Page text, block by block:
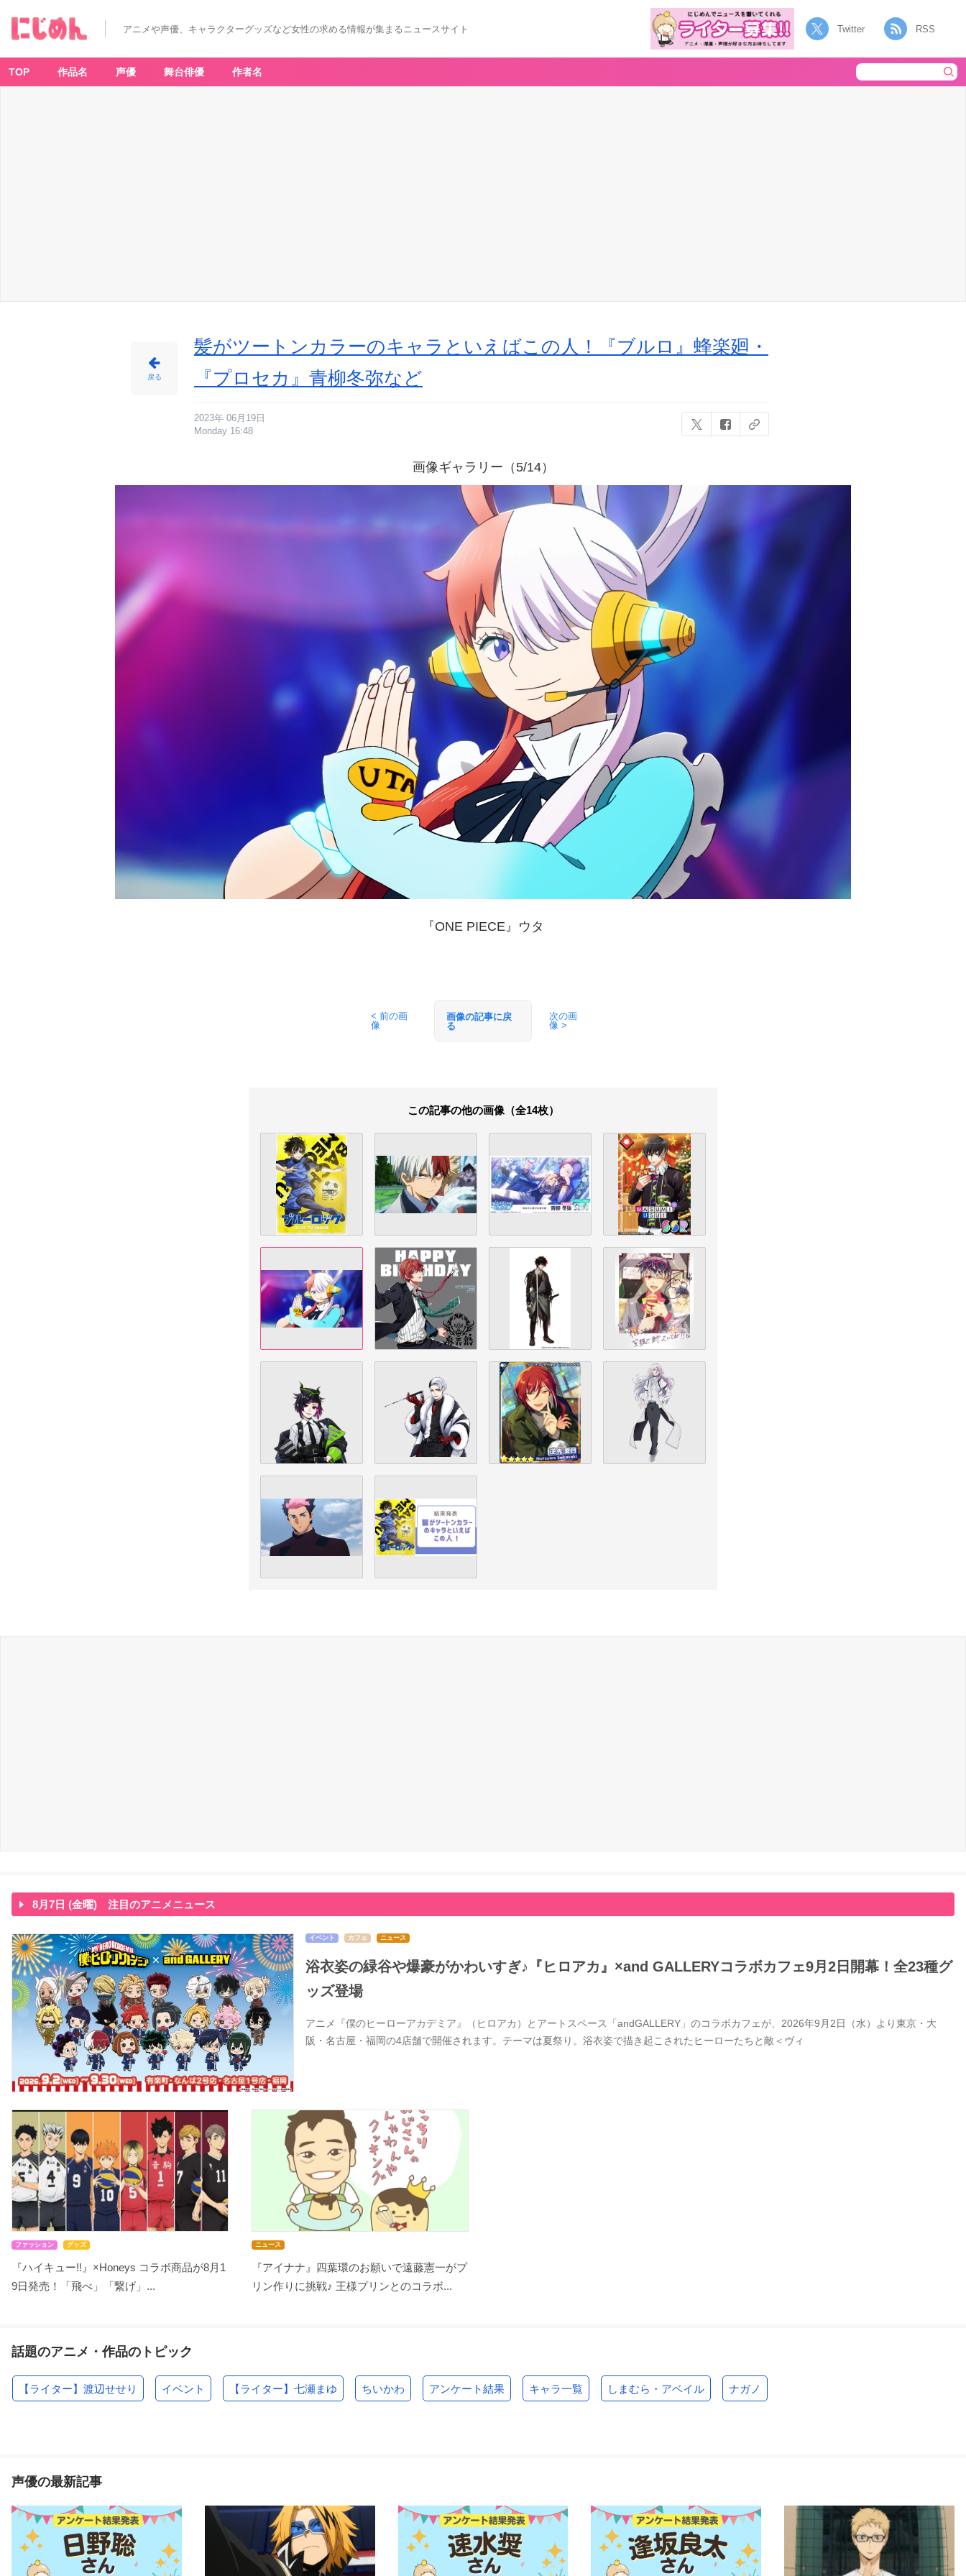
E』
タ
ア
アニメや声優、キャラクターグッズなど女性の求める情報が集まるニュースサイト Twitter RSS
TOP 作品名 声優 舞台俳優 作者名
戻る
髪がツートンカラーのキャラといえばこの人！『ブルロ』蜂楽廻・
『プロセカ』青柳冬弥など
2023年 06月19日
Monday 16:48
画像ギャラリー（5/14）
『ONE PIECE』ウタ
< 前の画
像
画像の記事に戻
る
次の画
像 >
この記事の他の画像（全14枚）
8月7日 (金曜) 注目のアニメニュース
イベント カフェ ニュース
浴衣姿の緑谷や爆豪がかわいすぎ♪『ヒロアカ』×and GALLERYコラボカフェ9月2日開幕！全23種グ
ッズ登場
アニメ『僕のヒーローアカデミア』（ヒロアカ）とアートスペース「andGALLERY」のコラボカフェが、2026年9月2日（水）より東京・大
阪・名古屋・福岡の4店舗で開催されます。テーマは夏祭り。浴衣姿で描き起こされたヒーローたちと敵＜ヴィ
ファッション グッズ
『ハイキュー!!』×Honeys コラボ商品が8月1
9日発売！「飛べ」「繋げ」...
ニュース
『アイナナ』四葉環のお願いで遠藤憲一がプ
リン作りに挑戦♪ 王様プリンとのコラボ...
話題のアニメ・作品のトピック
【ライター】渡辺せせり イベント 【ライター】七瀬まゆ ちいかわ アンケート結果 キャラ一覧 しまむら・アベイル ナガノ
声優の最新記事